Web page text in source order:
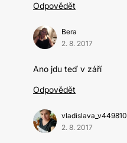
Odpovědět
Bera
2. 8. 2017
Ano jdu teď v září
Odpovědět
vladislava_v449810
2. 8. 2017